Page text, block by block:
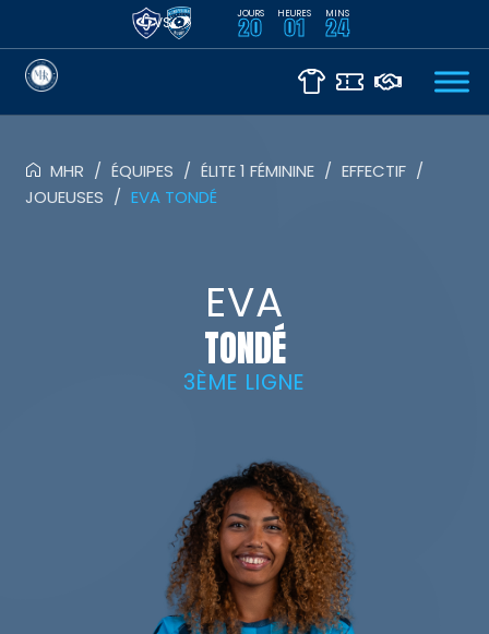
VS JOURS
20 HEURES
01 MINS
24
MHR / ÉQUIPES / ÉLITE 1 FÉMININE / EFFECTIF /
JOUEUSES / EVA TONDÉ
EVA
TONDÉ
3ÈME LIGNE